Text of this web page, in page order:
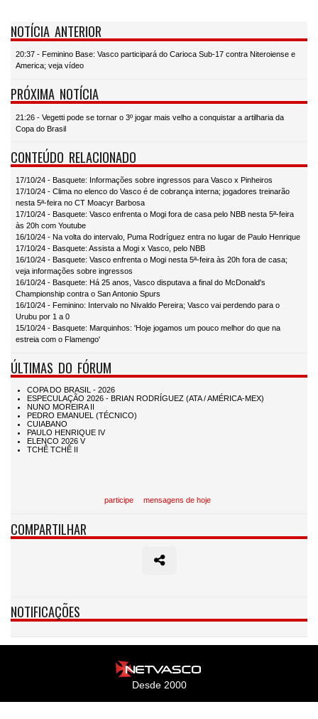
NOTÍCIA ANTERIOR
20:37 - Feminino Base: Vasco participará do Carioca Sub-17 contra Niteroiense e
America; veja vídeo
PRÓXIMA NOTÍCIA
21:26 - Vegetti pode se tornar o 3º jogar mais velho a conquistar a artilharia da
Copa do Brasil
CONTEÚDO RELACIONADO
17/10/24 - Basquete: Informações sobre ingressos para Vasco x Pinheiros
17/10/24 - Clima no elenco do Vasco é de cobrança interna; jogadores treinarão
nesta 5ª-feira no CT Moacyr Barbosa
17/10/24 - Basquete: Vasco enfrenta o Mogi fora de casa pelo NBB nesta 5ª-feira
às 20h com Youtube
16/10/24 - Na volta do intervalo, Puma Rodríguez entra no lugar de Paulo Henrique
17/10/24 - Basquete: Assista a Mogi x Vasco, pelo NBB
16/10/24 - Basquete: Vasco enfrenta o Mogi nesta 5ª-feira às 20h fora de casa;
veja informações sobre ingressos
16/10/24 - Basquete: Há 25 anos, Vasco disputava a final do McDonald's
Championship contra o San Antonio Spurs
16/10/24 - Feminino: Intervalo no Nivaldo Pereira; Vasco vai perdendo para o
Urubu por 1 a 0
15/10/24 - Basquete: Marquinhos: 'Hoje jogamos um pouco melhor do que na
estreia com o Flamengo'
ÚLTIMAS DO FÓRUM
participe mensagens de hoje
COMPARTILHAR
NOTIFICAÇÕES
Desde 2000